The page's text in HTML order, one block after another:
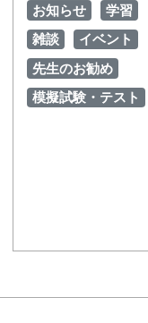
お知らせ
学習
雑談
イベント
先生のお勧め
模擬試験・テスト